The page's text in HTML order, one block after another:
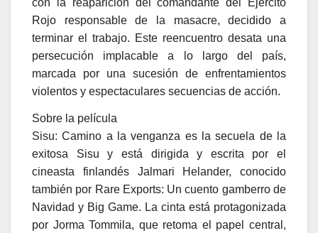
con la reaparición del comandante del Ejército
Rojo responsable de la masacre, decidido a
terminar el trabajo. Este reencuentro desata una
persecución implacable a lo largo del país,
marcada por una sucesión de enfrentamientos
violentos y espectaculares secuencias de acción.
Sobre la película
Sisu: Camino a la venganza es la secuela de la
exitosa Sisu y está dirigida y escrita por el
cineasta finlandés Jalmari Helander, conocido
también por Rare Exports: Un cuento gamberro de
Navidad y Big Game. La cinta está protagonizada
por Jorma Tommila, que retoma el papel central,